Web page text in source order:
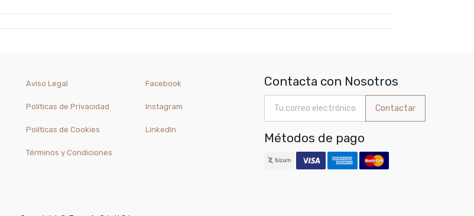
Aviso Legal
Políticas de Privacidad
Políticas de Cookies
Términos y Condiciones
Facebook
Instagram
LinkedIn
Contacta con Nosotros
Contactar
Métodos de pago